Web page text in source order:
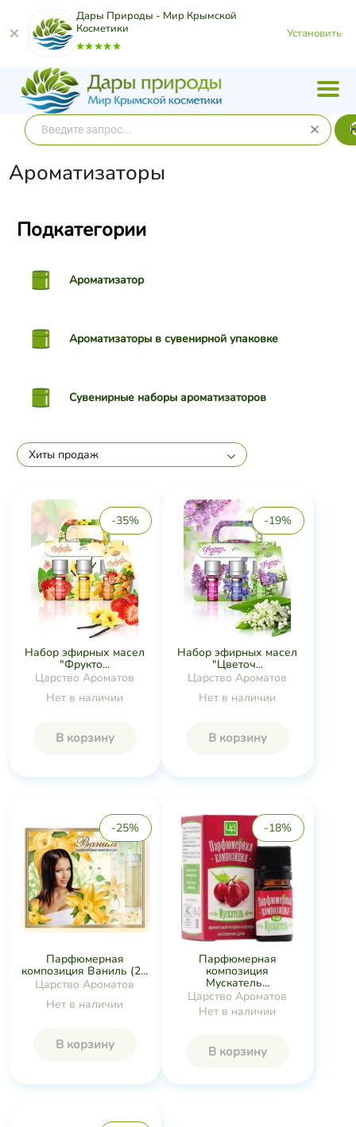
Дары Природы - Мир Крымской
Косметики
Установить
Ароматизаторы
Подкатегории
Ароматизатор
Ароматизаторы в сувенирной упаковке
Сувенирные наборы ароматизаторов
Хиты продаж
-35%
Набор эфирных масел
"Фрукто...
Царство Ароматов
Нет в наличии
В корзину
-19%
Набор эфирных масел
"Цветоч...
Царство Ароматов
Нет в наличии
В корзину
-25%
Парфюмерная
композиция Ваниль (2...
Царство Ароматов
Нет в наличии
В корзину
-18%
Парфюмерная
композиция
Мускатель...
Царство Ароматов
Нет в наличии
В корзину